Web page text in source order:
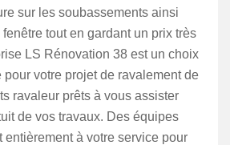
sur les soubassements ainsi
tout en gardant un prix très
LS Rénovation 38 est un choix
votre projet de ravalement de
ravaleur prêts à vous assister
de vos travaux. Des équipes
entièrement à votre service pour